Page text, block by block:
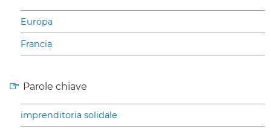
Europa
Francia
Parole chiave
imprenditoria solidale